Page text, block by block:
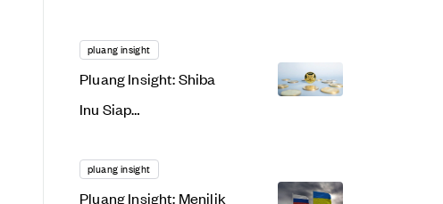
Bakal Gagal Total?
pluang insight
Pluang Insight: Shiba
Inu Siap
Lantang di 2022. Apa
Alasannya?
pluang insight
Pluang Insight: Menilik